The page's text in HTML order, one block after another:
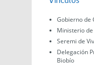
Gobierno de
Ministerio
Seremi de
Delegación
Biobío